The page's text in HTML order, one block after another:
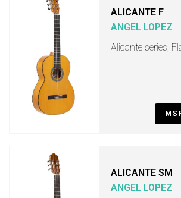
ALICANTE F
ANGEL LOPEZ
Alicante series,
ALICANTE SM
ANGEL LOPEZ